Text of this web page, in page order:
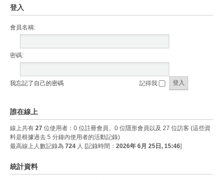
登入
會員名稱:
密碼:
我忘記了自己的密碼 記得我
誰在線上
線上共有 27 位使用者：0 位註冊會員、0 位隱形會員以及 27 位訪客 (這些資
料是根據過去 5 分鐘內使用者的活動記錄)
最高線上人數記錄為 724 人 [記錄時間： 2026年 6月 25日, 15:46]
統計資料